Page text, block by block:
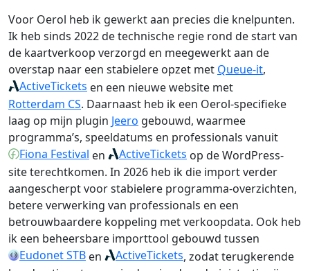
Voor Oerol heb ik gewerkt aan precies die knelpunten.
Ik heb sinds 2022 de technische regie rond de start van
de kaartverkoop verzorgd en meegewerkt aan de
overstap naar een stabielere opzet met Queue-it,
ActiveTickets en een nieuwe website met
Rotterdam CS. Daarnaast heb ik een Oerol-specifieke
laag op mijn plugin Jeero gebouwd, waarmee
programma’s, speeldatums en professionals vanuit
Fiona Festival en ActiveTickets op de WordPress-
site terechtkomen. In 2026 heb ik die import verder
aangescherpt voor stabielere programma-overzichten,
betere verwerking van professionals en een
betrouwbaardere koppeling met verkoopdata. Ook heb
ik een beheersbare importtool gebouwd tussen
Eudonet STB en ActiveTickets, zodat terugkerende